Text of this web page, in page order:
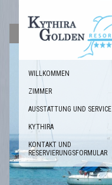
WILLKOMMEN
ZIMMER
AUSSTATTUNG UND SERVICE
KYTHIRA
KONTAKT UND
RESERVIERUNGSFORMULAR